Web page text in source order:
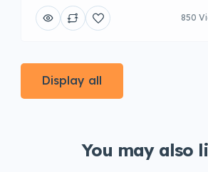
850
Display all
You may also